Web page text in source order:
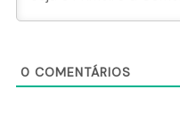
0 COMENTÁRIOS